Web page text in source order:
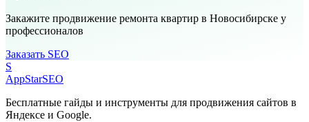
Закажите продвижение ремонта квартир в Новосибирске у
профессионалов
Заказать SEO
S
AppStarSEO
Бесплатные гайды и инструменты для продвижения сайтов в
Яндексе и Google.